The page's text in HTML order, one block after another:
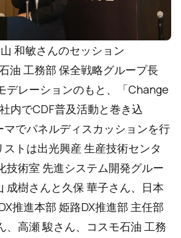
和敏さんのセッション
油 工務部 保全戦略グループ長
デレーションのもと、「Change
内でCDF普及活動と巻き込
でパネルディスカッションを行
トは出光興産 生産技術センタ
技術室 先進システム開発グルー
成樹さんと久保 華子さん、日本
推進本部 姫路DX推進部 主任部
、高瀬 駿さん、コスモ石油 工務